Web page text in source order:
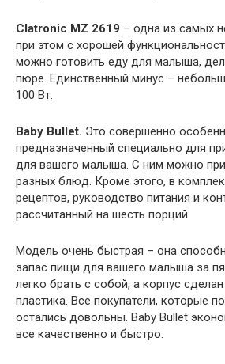
Clatronic MZ 2619 – одна из самых
при этом с хорошей
можно готовить еду для малыша,
пюре. Единственный минус –
100 Вт.
Baby Bullet. Это совершенно
предназначенный специально для
для вашего малыша. С ним можно
разных блюд. Кроме этого, в
рецептов, руководство питания и
рассчитанный на шесть порций.
Модель очень быстрая – она
запас пищи для вашего малыша за
легко брать с собой, а корпус
пластика. Все покупатели, которые
остались довольны. Baby Bullet
все качественно и быстро.